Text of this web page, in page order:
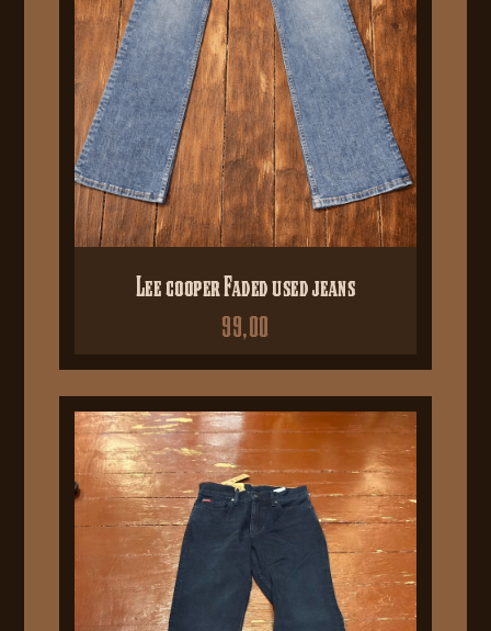
Lee cooper Faded used jeans
99,00